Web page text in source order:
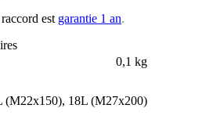
est garantie 1 an.
0,1 kg
(M22x150), 18L (M27x200)